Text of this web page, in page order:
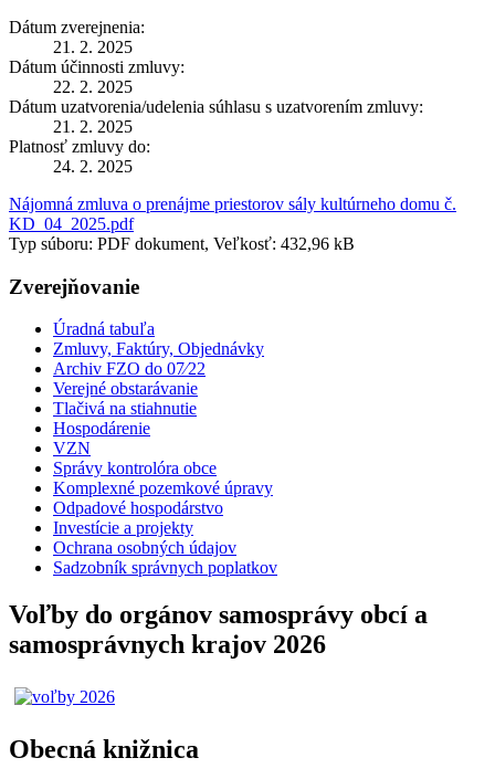
Dátum zverejnenia:
21. 2. 2025
Dátum účinnosti zmluvy:
22. 2. 2025
Dátum uzatvorenia/udelenia súhlasu s uzatvorením zmluvy:
21. 2. 2025
Platnosť zmluvy do:
24. 2. 2025
Nájomná zmluva o prenájme priestorov sály kultúrneho domu č.
KD_04_2025.pdf
Typ súboru: PDF dokument, Veľkosť: 432,96 kB
Zverejňovanie
Úradná tabuľa
Zmluvy, Faktúry, Objednávky
Archiv FZO do 07⁄22
Verejné obstarávanie
Tlačivá na stiahnutie
Hospodárenie
VZN
Správy kontrolóra obce
Komplexné pozemkové úpravy
Odpadové hospodárstvo
Investície a projekty
Ochrana osobných údajov
Sadzobník správnych poplatkov
Voľby do orgánov samosprávy obcí a
samosprávnych krajov 2026
Obecná knižnica